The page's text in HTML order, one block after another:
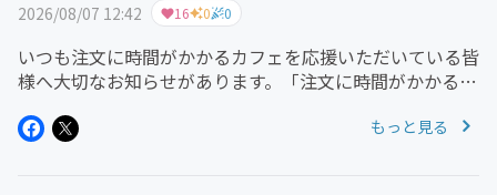
2026/08/07 12:42 16 0 0
いつも注文に時間がかかるカフェを応援いただいている皆
様へ大切なお知らせがあります。「注文に時間がかかるカ
ベントが開催されている事例が確認されています。当方が
もっと見る